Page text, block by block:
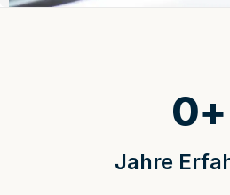
Jahre
0+